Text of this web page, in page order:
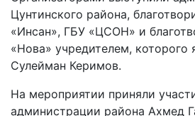
Цунтинского района,
«Инсан», ГБУ «ЦСОН» и
«Нова» учредителем, которого
Сулейман Керимов.
На мероприятии приняли
администрации района Ахмед